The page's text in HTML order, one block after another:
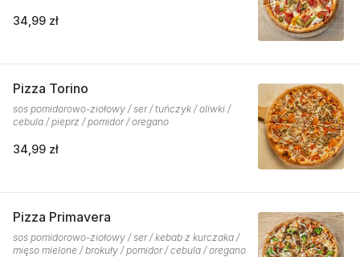
34,99 zł
Pizza Torino
sos pomidorowo-ziołowy / ser / tuńczyk / oliwki /
cebula / pieprz / pomidor / oregano
34,99 zł
Pizza Primavera
sos pomidorowo-ziołowy / ser / kebab z kurczaka /
mięso mielone / brokuły / pomidor / cebula / oregano